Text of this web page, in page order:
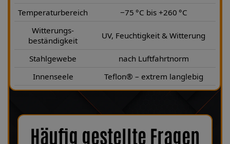
Temperaturbereich
−75 °C bis +260 °C
Witterungs-
beständigkeit
UV, Feuchtigkeit & Witterung
Stahlgewebe
nach Luftfahrtnorm
Innenseele
Teflon® – extrem langlebig
Häufig gestellte Fragen